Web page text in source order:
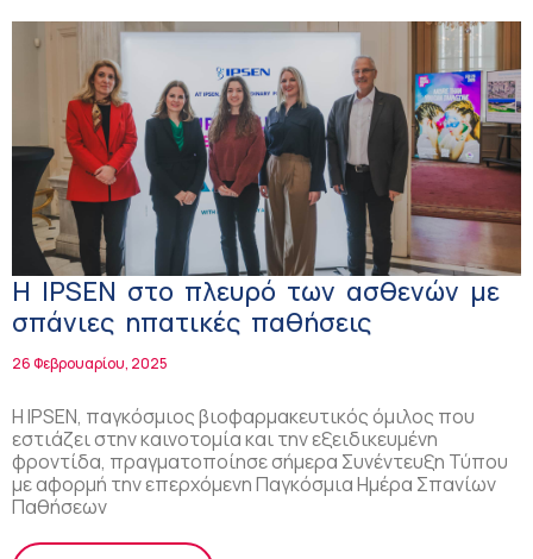
Η IPSEN στο πλευρό των ασθενών με
σπάνιες ηπατικές παθήσεις
26 Φεβρουαρίου, 2025
Η IPSEN, παγκόσμιος βιοφαρμακευτικός όμιλος που
εστιάζει στην καινοτομία και την εξειδικευμένη
φροντίδα, πραγματοποίησε σήμερα Συνέντευξη Τύπου
με αφορμή την επερχόμενη Παγκόσμια Ημέρα Σπανίων
Παθήσεων